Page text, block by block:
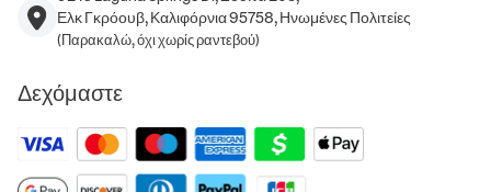
Ελκ Γκρόουβ, Καλιφόρνια 95758, Ηνωμένες Πολιτείες
(Παρακαλώ, όχι χωρίς ραντεβού)
Δεχόμαστε